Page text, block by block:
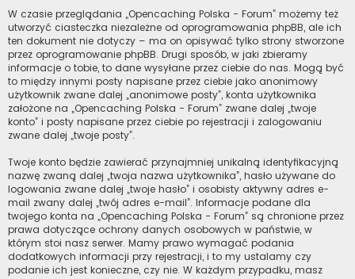
W czasie przeglądania „Opencaching Polska - Forum” możemy też
utworzyć ciasteczka niezależne od oprogramowania phpBB, ale ich
ten dokument nie dotyczy – ma on opisywać tylko strony stworzone
przez oprogramowanie phpBB. Drugi sposób, w jaki zbieramy
informacje o tobie, to dane wysyłane przez ciebie do nas. Mogą być
to między innymi posty napisane przez ciebie jako anonimowy
użytkownik zwane dalej „anonimowe posty”, konta użytkownika
założone na „Opencaching Polska - Forum” zwane dalej „twoje
konto” i posty napisane przez ciebie po rejestracji i zalogowaniu
zwane dalej „twoje posty”.
Twoje konto będzie zawierać przynajmniej unikalną identyfikacyjną
nazwę zwaną dalej „twoja nazwa użytkownika”, hasło używane do
logowania zwane dalej „twoje hasło” i osobisty aktywny adres e-
mail zwany dalej „twój adres e-mail”. Informacje podane dla
twojego konta na „Opencaching Polska - Forum” są chronione przez
prawa dotyczące ochrony danych osobowych w państwie, w
którym stoi nasz serwer. Mamy prawo wymagać podania
dodatkowych informacji przy rejestracji, i to my ustalamy czy
podanie ich jest konieczne, czy nie. W każdym przypadku, masz